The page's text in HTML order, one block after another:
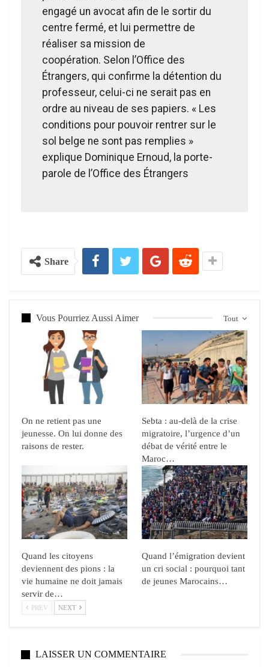
engagé un avocat afin de le sortir du
centre fermé, et lui permettre de
réaliser sa mission de
coopération. Selon l’Office des
Étrangers, qui confirme la détention du
professeur, celui-ci ne serait pas en
ordre au niveau de ses papiers. « Les
conditions pour pouvoir rentrer sur le
sol belge ne sont pas remplies »
explique Dominique Ernoud, la porte-
parole de l’Office des Étrangers
Share
Tout
Vous Pourriez Aussi Aimer
On ne retient pas une
jeunesse. On lui donne des
raisons de rester.
Sebta : au-delà de la crise
migratoire, l’urgence d’un
débat de vérité entre le
Maroc…
Quand les citoyens
deviennent des pions : la
vie humaine ne doit jamais
servir de…
Quand l’émigration devient
un cri social : pourquoi tant
de jeunes Marocains…
PREV NEXT
LAISSER UN COMMENTAIRE